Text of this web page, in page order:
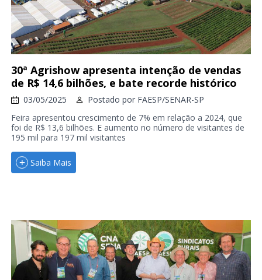
30ª Agrishow apresenta intenção de vendas
de R$ 14,6 bilhões, e bate recorde histórico
03/05/2025 Postado por FAESP/SENAR-SP
Feira apresentou crescimento de 7% em relação a 2024, que
foi de R$ 13,6 bilhões. E aumento no número de visitantes de
195 mil para 197 mil visitantes
Saiba Mais